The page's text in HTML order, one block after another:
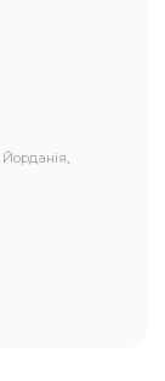
Йорданія,